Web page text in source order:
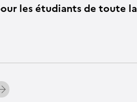
les étudiants de toute la